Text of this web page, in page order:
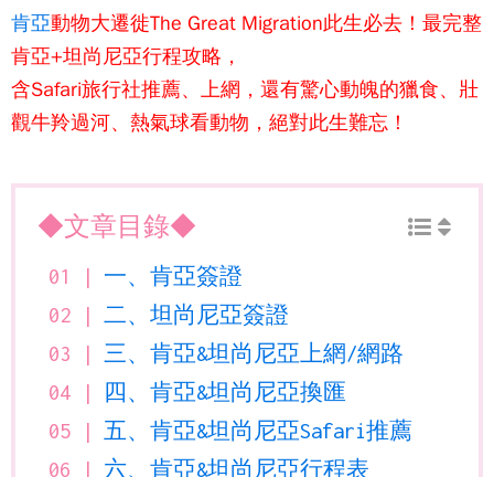
肯亞動物大遷徙The Great Migration此生必去！最完整
肯亞+坦尚尼亞行程攻略，
含Safari旅行社推薦、上網，還有驚心動魄的獵食、壯
觀牛羚過河、熱氣球看動物，絕對此生難忘！
◆文章目錄◆
一、肯亞簽證
二、坦尚尼亞簽證
三、肯亞&坦尚尼亞上網/網路
四、肯亞&坦尚尼亞換匯
五、肯亞&坦尚尼亞Safari推薦
六、肯亞&坦尚尼亞行程表